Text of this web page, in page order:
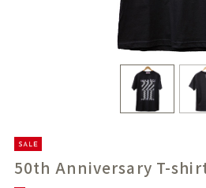
50th Anniversary T-